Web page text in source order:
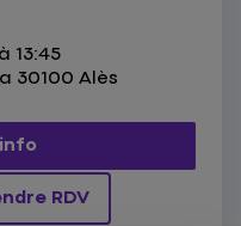
13:45
30100 Alès
RDV